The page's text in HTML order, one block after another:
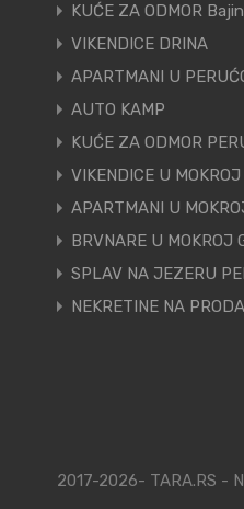
KUĆE ZA ODMOR
VIKENDICE DRINA
APARTMANI U
AUTO KAMP
KUĆE ZA ODMOR
VIKENDICE U MOKROJ
APARTMANI U
BRVNARE U MOKROJ
SPLAV NA JEZERU
NEKRETINE NA
2017-2026- TARA.RS -